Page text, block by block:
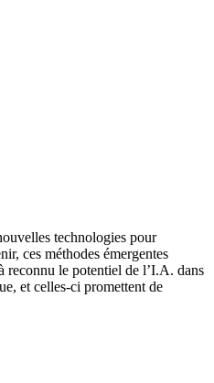
technologies pour
ces méthodes émergentes
reconnu le potentiel de l’I.A. dans
et celles-ci promettent de